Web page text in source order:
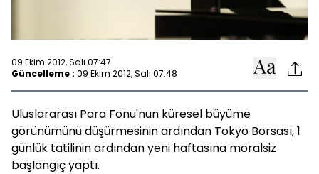
09 Ekim 2012, Salı 07:47
Güncelleme : 09 Ekim 2012, Salı 07:48
Uluslararası Para Fonu'nun küresel büyüme
görünümünü düşürmesinin ardından Tokyo Borsası, 1
günlük tatilinin ardından yeni haftasına moralsiz
başlangıç yaptı.